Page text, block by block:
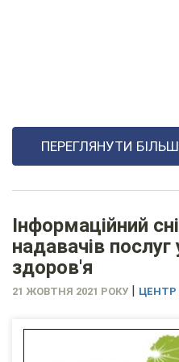
ПЕРЕГЛЯНУТИ
Інформаційний
надавачів послуг
здоров'я
21 ЖОВТНЯ 2021 РОКУ | ЦЕНТР